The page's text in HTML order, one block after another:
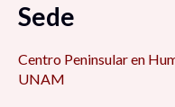
Sede
Centro Peninsular en
UNAM